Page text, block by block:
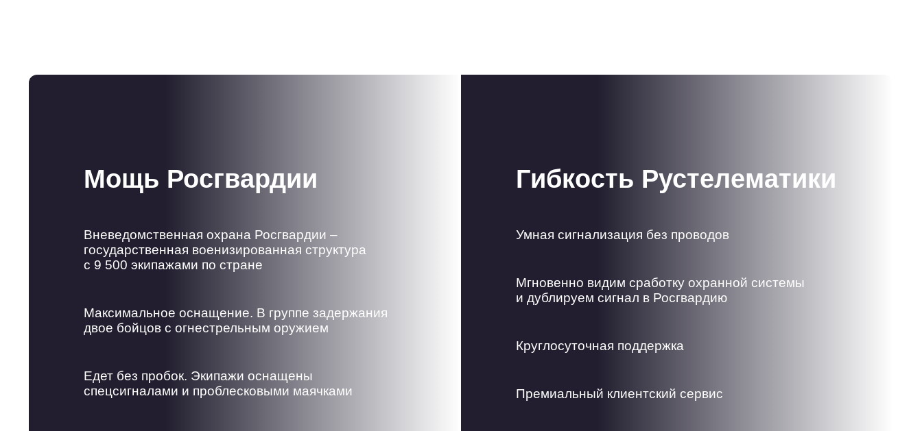
Мощь Росгвардии
Вневедомственная охрана Росгвардии –
государственная военизированная структура
с 9 500 экипажами по стране
Максимальное оснащение. В группе задержания
двое бойцов с огнестрельным оружием
Едет без пробок. Экипажи оснащены
спецсигналами и проблесковыми маячками
Гибкость Рустелематики
Умная сигнализация без проводов
Мгновенно видим сработку охранной системы
и дублируем сигнал в Росгвардию
Круглосуточная поддержка
Премиальный клиентский сервис